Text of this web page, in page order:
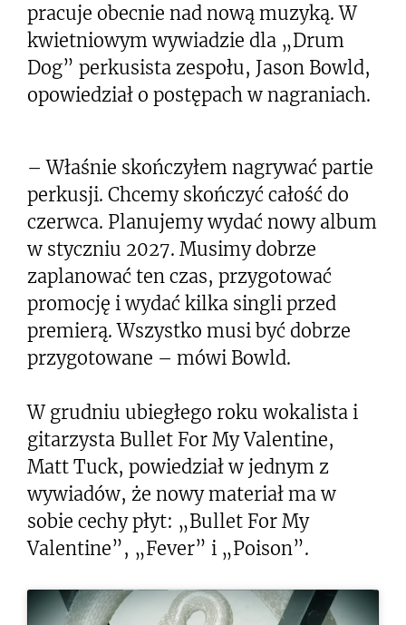
pracuje obecnie nad nową muzyką. W
kwietniowym wywiadzie dla „Drum
Dog” perkusista zespołu, Jason Bowld,
opowiedział o postępach w nagraniach.
– Właśnie skończyłem nagrywać partie
perkusji. Chcemy skończyć całość do
czerwca. Planujemy wydać nowy album
w styczniu 2027. Musimy dobrze
zaplanować ten czas, przygotować
promocję i wydać kilka singli przed
premierą. Wszystko musi być dobrze
przygotowane – mówi Bowld.
W grudniu ubiegłego roku wokalista i
gitarzysta Bullet For My Valentine,
Matt Tuck, powiedział w jednym z
wywiadów, że nowy materiał ma w
sobie cechy płyt: „Bullet For My
Valentine”, „Fever” i „Poison”.